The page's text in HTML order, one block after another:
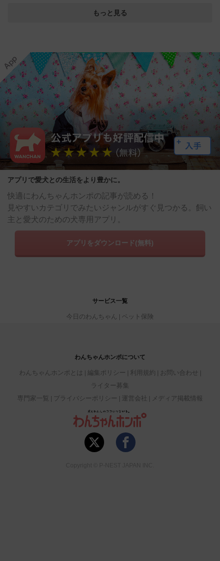
もっと見る
アプリで愛犬との生活をより豊かに。
快適にわんちゃんホンポの記事が読める！
見やすいカテゴリでみたいジャンルがすぐ見つかる。飼い
主と愛犬のための犬専用アプリ。
アプリをダウンロード(無料)
サービス一覧
今日のわんちゃん ペット保険
わんちゃんホンポについて
わんちゃんホンポとは 編集ポリシー 利用規約
お問い合わせ
ライター募集
専門家一覧
プライバシーポリシー 運営会社 メディア掲載情報